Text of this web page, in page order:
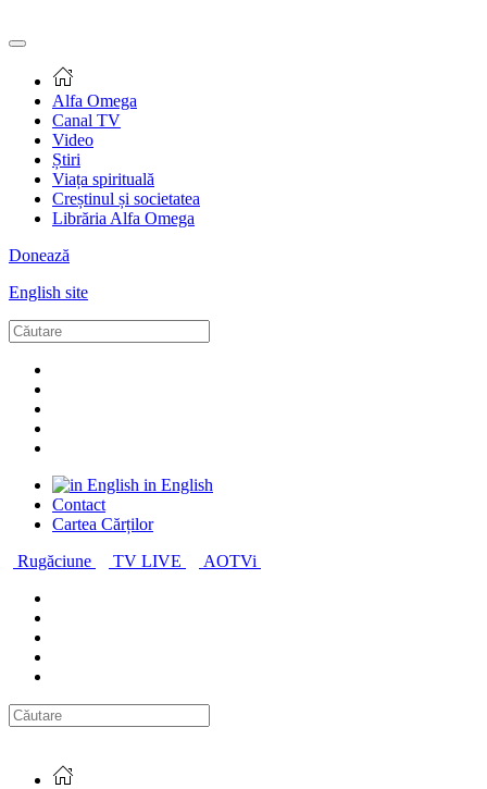
Alfa Omega
Canal TV
Video
Știri
Viața spirituală
Creștinul și societatea
Librăria Alfa Omega
Donează
English site
in English
Contact
Cartea Cărților
Rugăciune
TV LIVE AOTVi